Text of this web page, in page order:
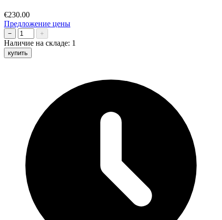
€230.00
Предложение цены
− +
Наличие на складе: 1
купить